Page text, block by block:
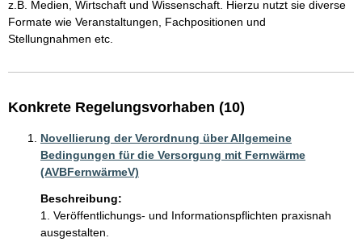
z.B. Medien, Wirtschaft und Wissenschaft. Hierzu nutzt sie diverse
Formate wie Veranstaltungen, Fachpositionen und
Stellungnahmen etc.
Konkrete Regelungsvorhaben (10)
Novellierung der Verordnung über Allgemeine
Bedingungen für die Versorgung mit Fernwärme
(AVBFernwärmeV)
Beschreibung:
1. Veröffentlichungs- und Informationspflichten praxisnah
ausgestalten.